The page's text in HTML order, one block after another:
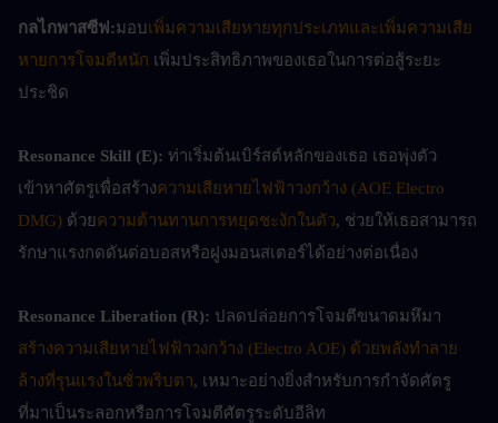
กลไกพาสซีฟ:มอบเพิ่มความเสียหายทุกประเภทและเพิ่มความเสีย
หายการโจมตีหนัก เพิ่มประสิทธิภาพของเธอในการต่อสู้ระยะ
ประชิด
Resonance Skill (E): ท่าเริ่มต้นเบิร์สต์หลักของเธอ เธอพุ่งตัว
เข้าหาศัตรูเพื่อสร้างความเสียหายไฟฟ้าวงกว้าง (AOE Electro
DMG) ด้วยความต้านทานการหยุดชะงักในตัว, ช่วยให้เธอสามารถ
รักษาแรงกดดันต่อบอสหรือฝูงมอนสเตอร์ได้อย่างต่อเนื่อง
Resonance Liberation (R):
สร้างความเสียหายไฟฟ้าวงกว้าง (Electro AOE) ด้วยพลังทำลาย
ล้างที่รุนแรงในชั่วพริบตา, เหมาะอย่างยิ่งสำหรับการกำจัดศัตรู
ที่มาเป็นระลอกหรือการโจมตีศัตรูระดับอีลิท